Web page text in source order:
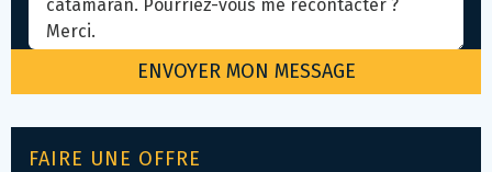
FAIRE UNE OFFRE